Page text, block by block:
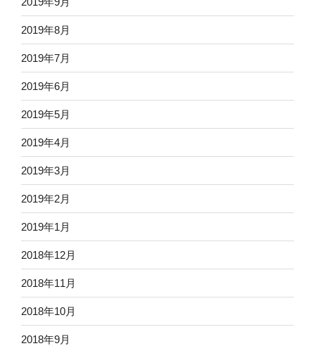
2019年8月
2019年7月
2019年6月
2019年5月
2019年4月
2019年3月
2019年2月
2019年1月
2018年12月
2018年11月
2018年10月
2018年9月